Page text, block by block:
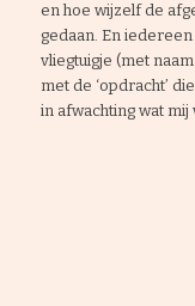
en hoe wijzelf de
gedaan. En
vliegtuigje (met
met de ‘opdracht’
in afwachting wat